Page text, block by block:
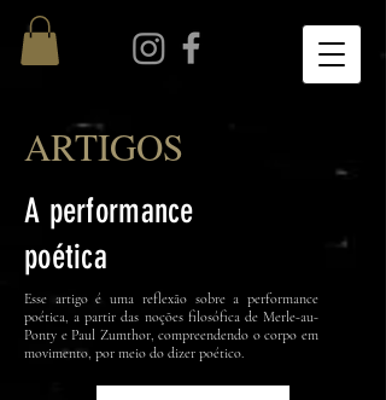
ARTIGOS
A performance
poética
Esse artigo é uma reflexão sobre a performance
poética, a partir das noções filosófica de Merle-au-
Ponty e Paul Zumthor, compreendendo o corpo em
movimento, por meio do dizer poético.